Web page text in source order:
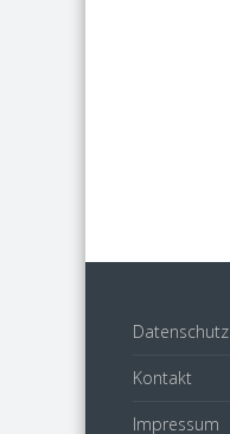
Datenschutz
Kontakt
Impressum